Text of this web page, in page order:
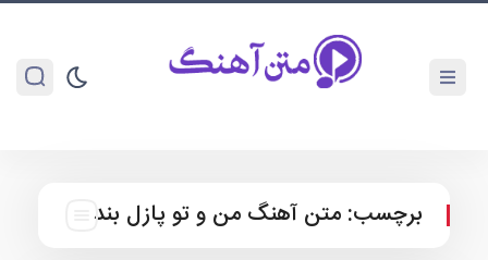
برچسب: متن آهنگ من و تو پازل بند